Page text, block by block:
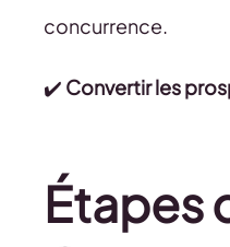
concurrence.
✔️ Convertir les
Étapes